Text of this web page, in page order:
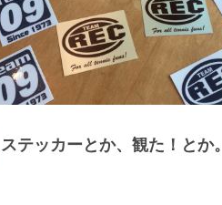
ステッカーとか、観た！とか。